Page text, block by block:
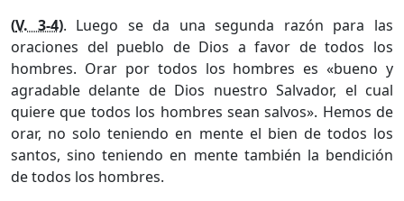
(V. 3-4). Luego se da una segunda razón para las
oraciones del pueblo de Dios a favor de todos los
hombres. Orar por todos los hombres es «bueno y
agradable delante de Dios nuestro Salvador, el cual
quiere que todos los hombres sean salvos». Hemos de
orar, no solo teniendo en mente el bien de todos los
santos, sino teniendo en mente también la bendición
de todos los hombres.